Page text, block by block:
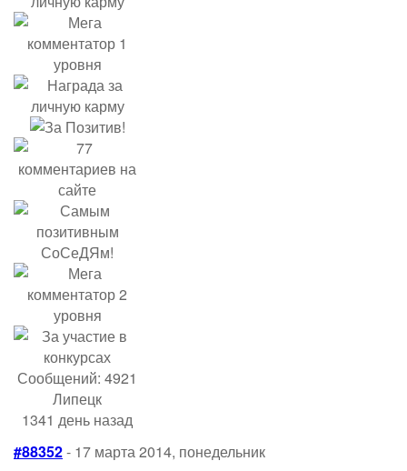
Сообщений: 4921
Липецк
1341 день назад
#88352- 17 марта 2014, понедельник